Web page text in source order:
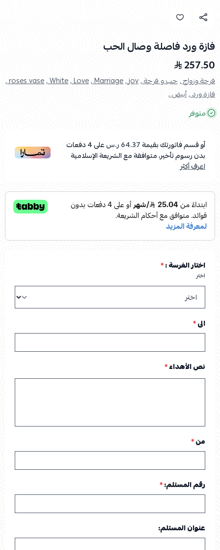
فازة ورد فاصلة وصال الحب
257.50
فرحة وزواج ,حب و فرحة ,joy ,
Marriage ,
Love ,
White ,
roses vase ,
فازة ورد ,أبيض ,
متوفر
أو قسم فاتورتك بقيمة64.37 ر.س على4دفعات
بدون رسوم تأخير، متوافقة مع الشريعة الإسلامية
اعرف أكثر
اختار الغرسة :*
اختر
الى*
نص الأهداء*
من*
رقم المستلم:*
عنوان المستلم: